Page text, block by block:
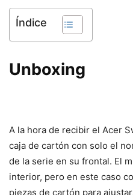
Índice
Unboxing
A la hora de recibir el Acer
caja de cartón con solo el
de la serie en su frontal. El
interior, pero en este caso
piezas de cartón para